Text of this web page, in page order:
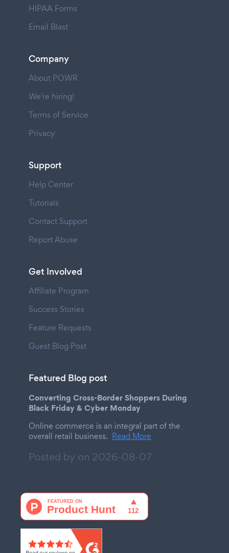
HIPAA Forms
Email Blast
Company
About POWR
We're hiring!
Terms of Service
Privacy
Support
Help Center
Tutorials
Contact Support
Report Abuse
Get Involved
Affiliate Program
Success Stories
Feature Requests
Guest Blog Post
Featured Blog post
Converting Cross-Border Shoppers During
Black Friday & Cyber Monday
Online commerce is an integral part of the
overall retail business. Read More
Posted by on 2026-08-07